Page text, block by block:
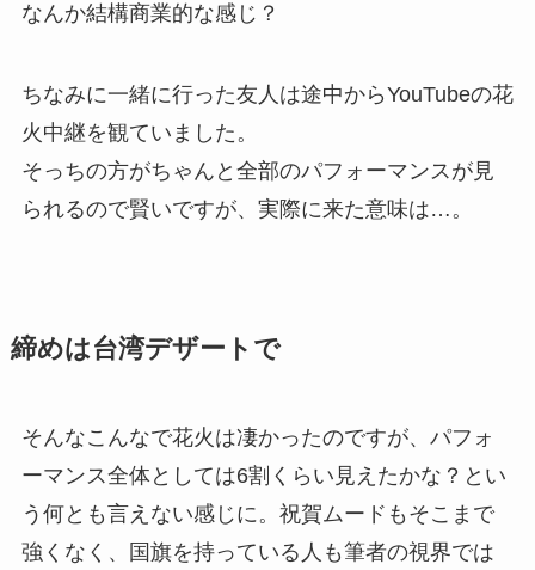
なんか結構商業的な感じ？
ちなみに一緒に行った友人は途中からYouTubeの花
火中継を観ていました。
そっちの方がちゃんと全部のパフォーマンスが見
られるので賢いですが、実際に来た意味は…。
締めは台湾デザートで
そんなこんなで花火は凄かったのですが、パフォ
ーマンス全体としては6割くらい見えたかな？とい
う何とも言えない感じに。祝賀ムードもそこまで
強くなく、国旗を持っている人も筆者の視界では